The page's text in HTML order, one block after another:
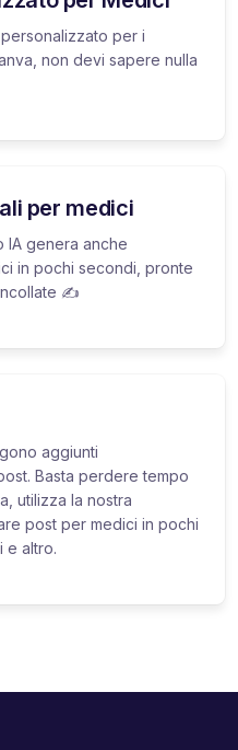
per i
non devi sapere nulla
per medici
IA genera anche
in pochi secondi, pronte
✍️
aggiunti
Basta perdere tempo
utilizza la nostra
post per medici in pochi
e altro.